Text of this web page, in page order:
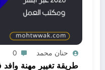
حنان محمد 0